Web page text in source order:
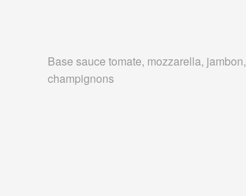
Base sauce tomate, mozzarella, jambon,
champignons